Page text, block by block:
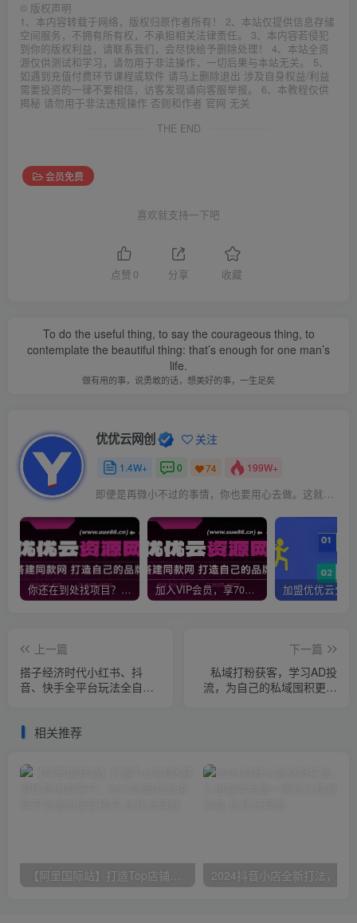
© 版权声明
1、本内容转载于网络，版权归原作者所有！ 2、本站仅提供信息存储
空间服务，不拥有所有权，不承担相关法律责任。 3、本内容若侵犯
到你的版权利益，请联系我们，会尽快给予删除处理！ 4、本站全资
源仅供测试和学习，请勿用于非法操作，一切后果与本站无关。 5、
如遇到充值付费环节课程或软件 请马上删除退出 涉及自身权益/利益
需要投资的一律不要相信，访客发现请向客服举报。 6、本教程仅供
揭秘 请勿用于非法违规操作 否则和作者 官网 无关
THE END
会员免费
喜欢就支持一下吧
点赞 0 分享 收藏
To do the useful thing, to say the courageous thing, to
contemplate the beautiful thing: that’s enough for one man’s
life.
做有用的事，说勇敢的话，想美好的事，一生足矣
优优云网创 关注
1.4W+ 0 74 199W+
即便是再微小不过的事情，你也要用心去做。这就是成功的秘密
你还在到处找项目？还在当韭菜？我靠网创资源站一个月收入5万+，曾经我也是个失败者。 加入VIP会员，享70%的推广提成，免费学习多种网上创业课程，菜鸟秒变大神！
上一篇
搭子经济时代小红书、抖
音、快手全平台玩法全自动
下一篇
私域打粉获客，学习AD投
流，为自己的私域囤积更多
相关推荐